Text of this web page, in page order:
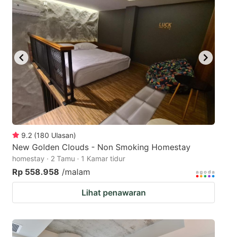
9.2 (180 Ulasan)
New Golden Clouds - Non Smoking Homestay
homestay · 2 Tamu · 1 Kamar tidur
Rp 558.958 /malam
Lihat penawaran